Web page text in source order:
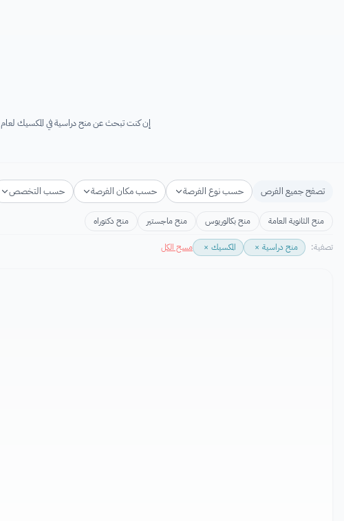
إن كنت تبحث عن منح دراسية في المكسيك لعام 2026-2027 فأنت في المكان المناسب! ستجد هنا منح دراسية مجانية في المكسيك والتي تقدم دعم الراغبين في...
تصفح جميع الفرص حسب نوع الفرصة حسب مكان الفرصة حسب التخصص
منح الثانوية العامة منح بكالوريوس منح ماجستير منح دكتوراه
تصفية: منح دراسية × المكسيك × مسح الكل